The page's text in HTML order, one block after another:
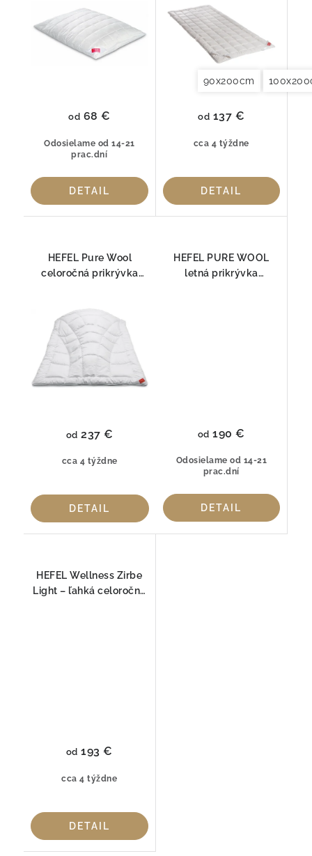
Odosielame od 14-21
prac.dní
od 68 €
DETAIL
90x200cm
cca 4 týždne
od 137 €
DETAIL
HEFEL Pure Wool
celoročná prikrývka
cca 4 týždne
od 237 €
DETAIL
HEFEL PURE WOOL
letná prikrývka
Odosielame od 14-21
prac.dní
od 190 €
DETAIL
HEFEL Wellness Zirbe
Light – ľahká celoročná
cca 4 týždne
od 193 €
DETAIL